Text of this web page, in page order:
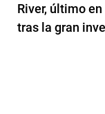
River, último
tras la gran